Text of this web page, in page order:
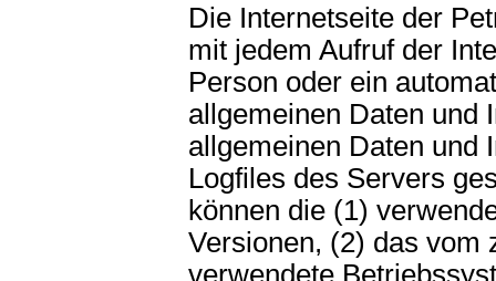
Die Internetseite der
mit jedem Aufruf der
Person oder ein
allgemeinen Daten und
allgemeinen Daten und
Logfiles des Servers
können die (1)
Versionen, (2) das vom
verwendete